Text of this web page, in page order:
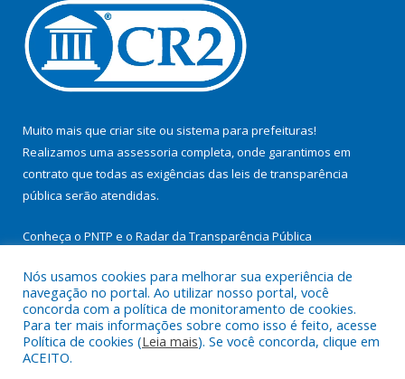
Muito mais que criar site ou sistema para prefeituras!
Realizamos uma assessoria completa, onde garantimos em
contrato que todas as exigências das leis de transparência
pública serão atendidas.
Conheça o PNTP e o Radar da Transparência Pública
Todos os direitos reservados a Prefeitura Municipal de
Itupiranga.
Nós usamos cookies para melhorar sua experiência de
navegação no portal. Ao utilizar nosso portal, você
concorda com a política de monitoramento de cookies.
Para ter mais informações sobre como isso é feito, acesse
Política de cookies (Leia mais). Se você concorda, clique em
ACEITO.